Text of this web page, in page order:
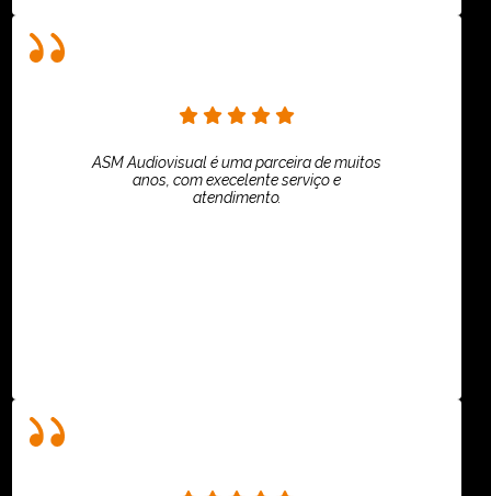
ASM Audiovisual é uma parceira de muitos
anos, com execelente serviço e
atendimento.